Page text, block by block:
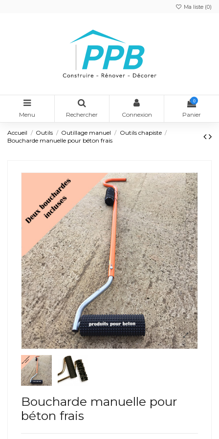
Ma liste (0)
Menu Rechercher Connexion
0
Panier
Accueil Outils Outillage manuel
Outils chapiste
Boucharde manuelle pour béton frais
Boucharde manuelle pour
béton frais